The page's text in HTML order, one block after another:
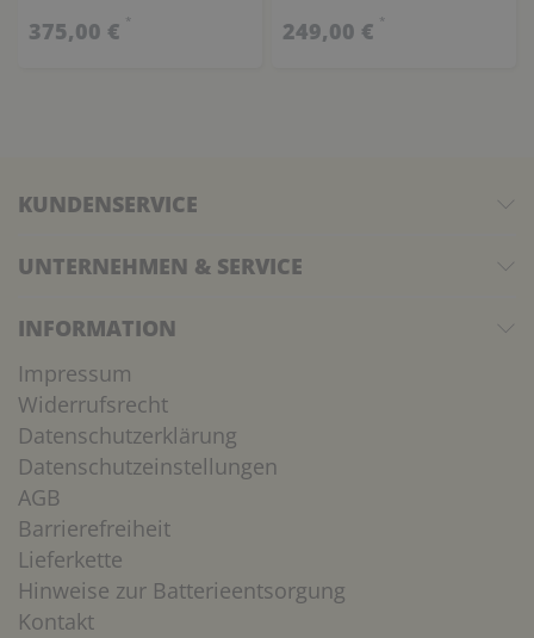
375,00 € * 249,00 € *
KUNDENSERVICE
UNTERNEHMEN & SERVICE
INFORMATION
Impressum
Widerrufsrecht
Datenschutzerklärung
Datenschutzeinstellungen
AGB
Barrierefreiheit
Lieferkette
Hinweise zur Batterieentsorgung
Kontakt